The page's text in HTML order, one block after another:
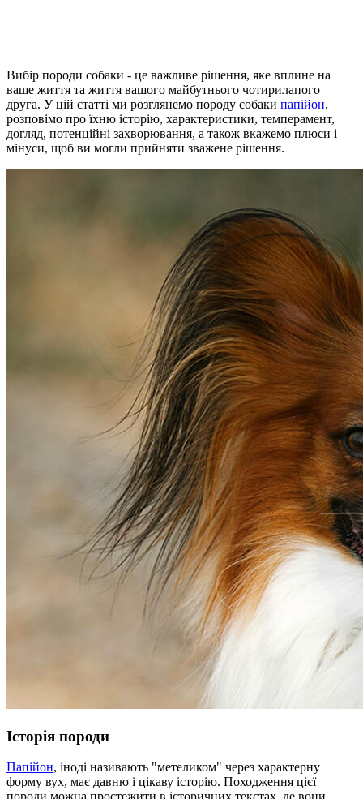
Вибір породи собаки - це важливе рішення, яке вплине на
ваше життя та життя вашого майбутнього чотирилапого
друга. У цій статті ми розглянемо породу собаки папійон,
розповімо про їхню історію, характеристики, темперамент,
догляд, потенційні захворювання, а також вкажемо плюси і
мінуси, щоб ви могли прийняти зважене рішення.
Історія породи
Папійон, іноді називають "метеликом" через характерну
форму вух, має давню і цікаву історію. Походження цієї